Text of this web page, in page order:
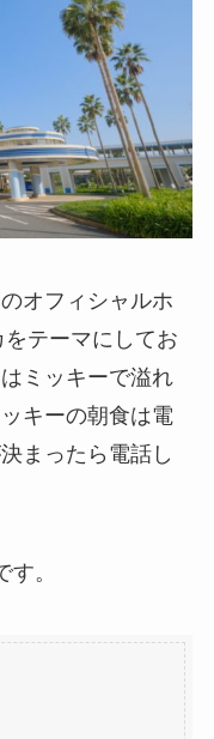
オフィシャルホ
テーマにしてお
ミッキーで溢れ
キーの朝食は電
まったら電話し
。